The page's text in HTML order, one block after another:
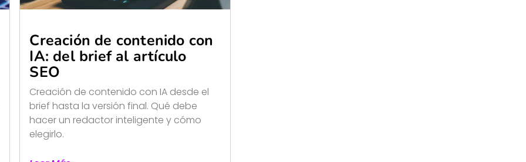
Creación de contenido con
IA: del brief al artículo
SEO
Creación de contenido con IA desde el
brief hasta la versión final. Qué debe
hacer un redactor inteligente y cómo
elegirlo.